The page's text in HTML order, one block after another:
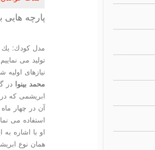
پارچه
مدل كودك: یك
تولید می
نیازهای
محمد بینوا در
ابریشمی كه
آن در چهار
استفاده می
همان نوع